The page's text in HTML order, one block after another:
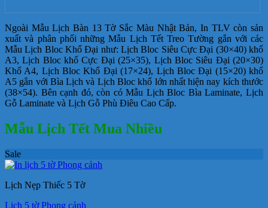
Ngoài Mẫu Lịch Bàn 13 Tờ Sắc Màu Nhật Bản, In TLV còn sản
xuất và phân phối những Mẫu Lịch Tết Treo Tường gắn với các
Mẫu Lịch Bloc Khổ Đại như: Lịch Bloc Siêu Cực Đại (30×40) khổ
A3, Lịch Bloc khổ Cực Đại (25×35), Lịch Bloc Siêu Đại (20×30)
Khổ A4, Lịch Bloc Khổ Đại (17×24), Lịch Bloc Đại (15×20) khổ
A5 gắn với Bìa Lịch và Lịch Bloc khổ lớn nhất hiện nay kích thước
(38×54). Bên cạnh đó, còn có Mẫu Lịch Bloc Bìa Laminate, Lịch
Gỗ Laminate và Lịch Gỗ Phù Điêu Cao Cấp.
Mẫu Lịch Tết Mua Nhiều
Sale
Lịch Nẹp Thiếc 5 Tờ
Lịch 5 tờ Phong cảnh